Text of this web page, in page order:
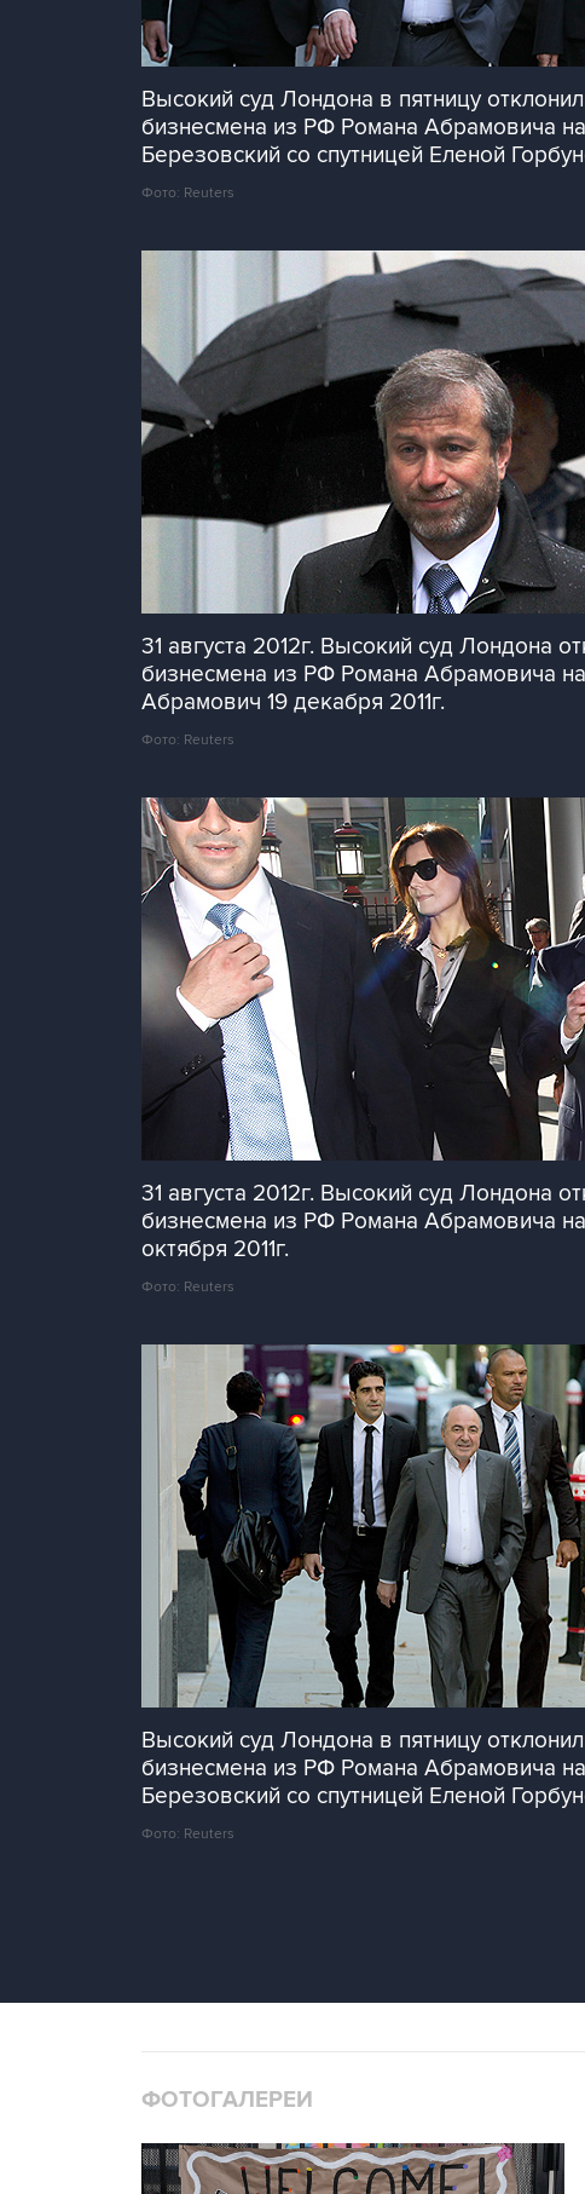
Высокий суд Лондона в пятницу
бизнесмена из РФ Романа Абрамовича
Березовский со спутницей Еленой
Фото: Reuters
31 августа 2012г. Высокий суд Лондона
бизнесмена из РФ Романа Абрамовича
Абрамович 19 декабря 2011г.
Фото: Reuters
31 августа 2012г. Высокий суд Лондона
бизнесмена из РФ Романа Абрамовича
октября 2011г.
Фото: Reuters
Высокий суд Лондона в пятницу
бизнесмена из РФ Романа Абрамовича
Березовский со спутницей Еленой
Фото: Reuters
ФОТОГАЛЕРЕИ